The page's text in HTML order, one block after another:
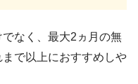
なく、最大2ヵ月の無
で以上におすすめしや